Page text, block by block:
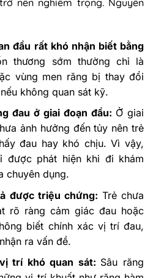
đầu rất khó nhận biết bằng
thương sớm thường chỉ là
vùng men răng bị thay đổi
không quan sát kỹ.
đau ở giai đoạn đầu: Ở giai
ảnh hưởng đến tủy nên trẻ
đau hay khó chịu. Vì vậy,
được phát hiện khi đi khám
chuyên dụng.
được triệu chứng: Trẻ chưa
rõ ràng cảm giác đau hoặc
biết chính xác vị trí đau,
ra vấn đề.
trí khó quan sát: Sâu răng